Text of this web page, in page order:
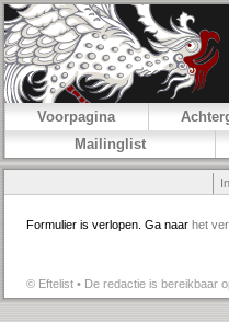
Voorpagina
Mailinglist
Formulier is verlopen. Ga naar het
© Eftelist • De redactie is bereikbaar